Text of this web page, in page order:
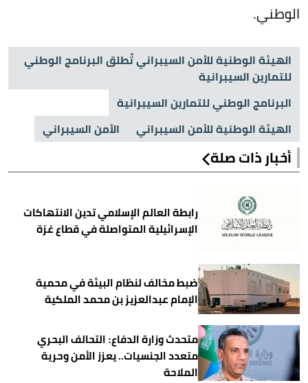
الوطني.
الهيئة الوطنية للأمن السيبراني تُطلق البرنامج الوطني
للتمارين السيبرانية
البرنامج الوطني للتمارين السيبرانية
الهيئة الوطنية للأمن السيبراني
الأمن السيبراني
أخبار ذات صلة
رابطة العالم الإسلامي تدين الانتهاكات
الإسرائيلية المتواصلة في قطاع غزة
ضبط مخالف لنظام البيئة في محمية
الإمام عبدالعزيز بن محمد الملكية
متحدث وزارة الدفاع: التحالف البحري
متعدد الجنسيات.. يعزز الأمن وحرية
الملاحة